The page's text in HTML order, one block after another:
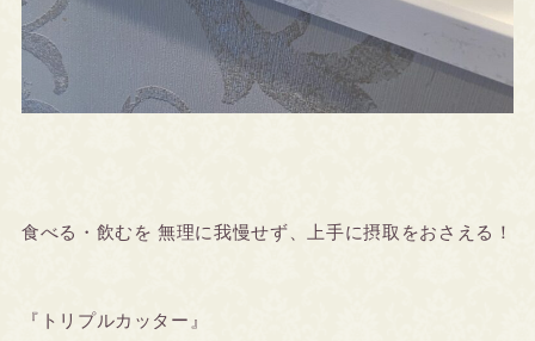
食べる・飲むを 無理に我慢せず、上手に摂取をおさえる！
『トリプルカッター』